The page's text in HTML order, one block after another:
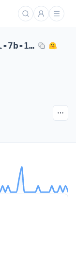
Yarn-Mistral-7b-128k-exl2